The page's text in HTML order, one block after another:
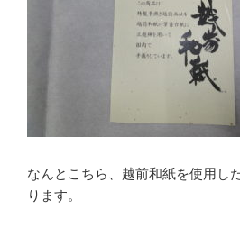
なんとこちら、越前和紙を使用し
ります。